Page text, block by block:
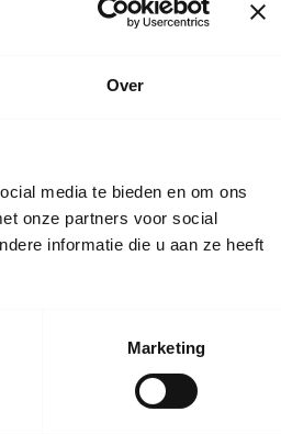
Over
media te bieden en om ons
onze partners voor social
informatie die u aan ze heeft
Marketing
je kind gaat om
laten zijn?
uur slaapt. Je kunt
moe is:
puber.
energie en je slaapt
uit te doen.